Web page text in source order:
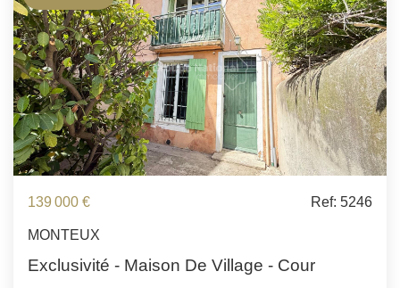
NOS AVIS CLIENTS CERTIFIÉS
EXTRANET LOCATAIRES /
PROPRIÉTAIRES BAILLEURS
RÉSEAUX SOCIAUX
POLITIQUE DE CONFIDENTIALITÉ
139 000 € Ref: 5246
MONTEUX
Exclusivité - Maison De Village - Cour